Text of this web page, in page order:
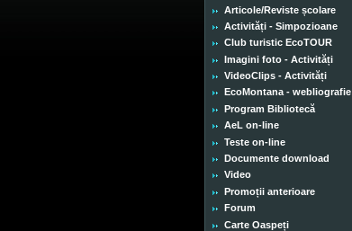
Articole/Reviste școlare
Activități - Simpozioane
Club turistic EcoTOUR
Imagini foto - Activități
VideoClips - Activități
EcoMontana - webliografie
Program Bibliotecă
AeL on-line
Teste on-line
Documente download
Video
Promoții anterioare
Forum
Carte Oaspeți